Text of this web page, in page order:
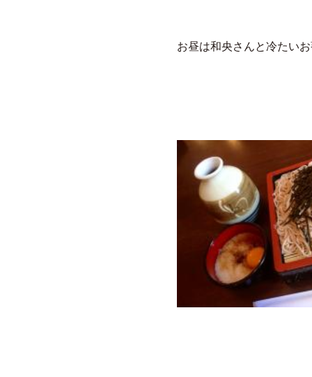
お昼は和央さんと冷たい